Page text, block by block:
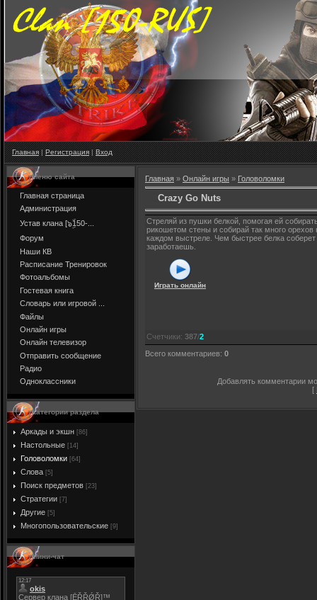
Главная |Регистрация|Вход
Меню сайта
Главная страница
Администрация
Устав клана [๖ۣۜ150-...
Форум
Наши КВ
Расписание Тренировок
Фотоальбомы
Гостевая книга
Словарь или игровой ...
Файлы
Онлайн игры
Онлайн телевизор
Отправить сообщение
Радио
Одноклассники
Категории раздела
Аркады и экшн [86]
Настольные [14]
Головоломки [64]
Слова [5]
Поиск предметов [23]
Стратегии [7]
Другие [5]
Многопользовательские [9]
Мини-чат
Главная » Онлайн игры » Головоломки
Crazy Go Nuts
Стреляй из пушки белкой, помогая ей
рикошетом стены и собирай так много орехов
каждом выстреле. Чем быстрее белка
заработаешь.
Играть онлайн
Счетчики: 387/2
Всего комментариев: 0
Добавлять комментарии
[